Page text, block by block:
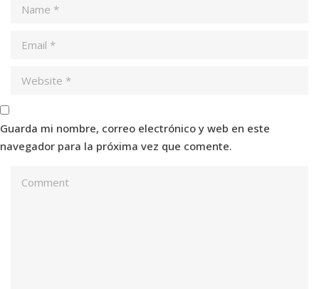
Guarda mi nombre, correo electrónico y web en este
navegador para la próxima vez que comente.